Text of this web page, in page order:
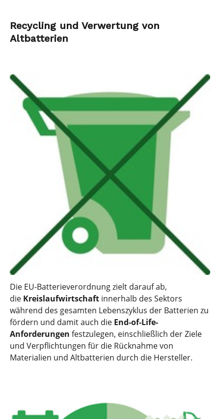
Recycling und Verwertung von
Altbatterien
Die EU-Batterieverordnung zielt darauf ab,
die Kreislaufwirtschaft innerhalb des Sektors
während des gesamten Lebenszyklus der Batterien zu
fördern und damit auch die End-of-Life-
Anforderungen festzulegen, einschließlich der Ziele
und Verpflichtungen für die Rücknahme von
Materialien und Altbatterien durch die Hersteller.